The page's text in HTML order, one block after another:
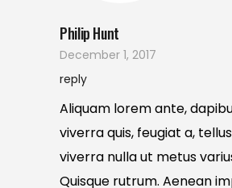
Philip Hunt
December 1, 2017
reply
Aliquam lorem ante,
viverra quis, feugiat a,
viverra nulla ut metus
Quisque rutrum. Aenean